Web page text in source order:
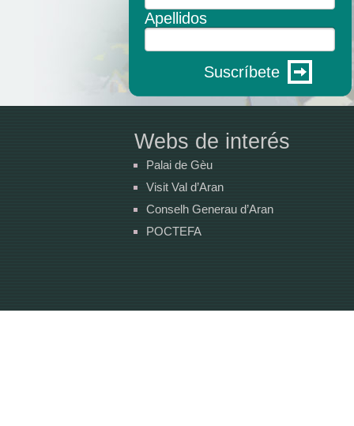
Apellidos
Suscríbete
Webs de interés
Palai de Gèu
Visit Val d’Aran
Conselh Generau d’Aran
POCTEFA